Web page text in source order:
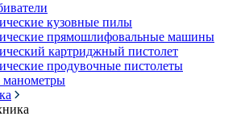
кузовные пилы
прямошлифовальные машины
картриджный пистолет
продувочные пистолеты